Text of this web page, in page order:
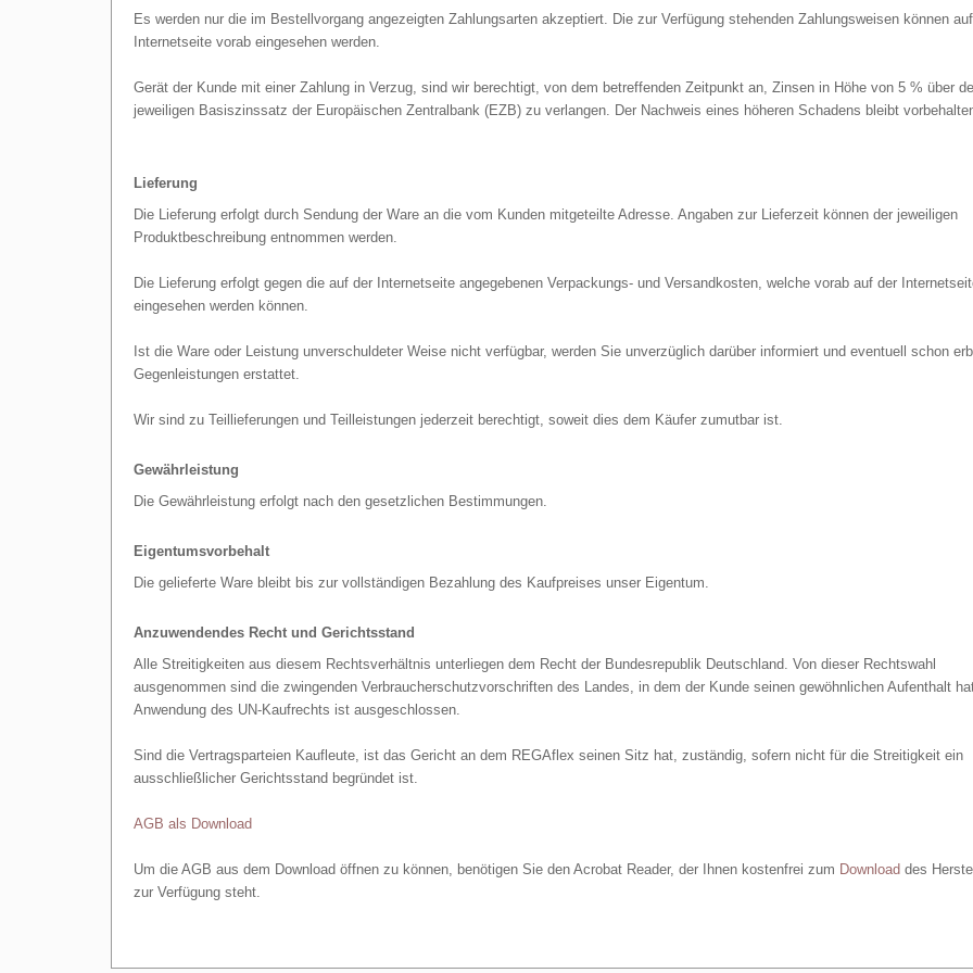
Es werden nur die im Bestellvorgang angezeigten Zahlungsarten akzeptiert. Die zur Verfügung stehenden Zahlungsweisen können
Internetseite vorab eingesehen werden.
Gerät der Kunde mit einer Zahlung in Verzug, sind wir berechtigt, von dem betreffenden Zeitpunkt an, Zinsen in Höhe von 5 % über
jeweiligen Basiszinssatz der Europäischen Zentralbank (EZB) zu verlangen. Der Nachweis eines höheren Schadens bleibt
Lieferung
Die Lieferung erfolgt durch Sendung der Ware an die vom Kunden mitgeteilte Adresse. Angaben zur Lieferzeit können der jeweiligen
Produktbeschreibung entnommen werden.
Die Lieferung erfolgt gegen die auf der Internetseite angegebenen Verpackungs- und Versandkosten, welche vorab auf der
eingesehen werden können.
Ist die Ware oder Leistung unverschuldeter Weise nicht verfügbar, werden Sie unverzüglich darüber informiert und eventuell schon
Gegenleistungen erstattet.
Wir sind zu Teillieferungen und Teilleistungen jederzeit berechtigt, soweit dies dem Käufer zumutbar ist.
Gewährleistung
Die Gewährleistung erfolgt nach den gesetzlichen Bestimmungen.
Eigentumsvorbehalt
Die gelieferte Ware bleibt bis zur vollständigen Bezahlung des Kaufpreises unser Eigentum.
Anzuwendendes Recht und Gerichtsstand
Alle Streitigkeiten aus diesem Rechtsverhältnis unterliegen dem Recht der Bundesrepublik Deutschland. Von dieser Rechtswahl
ausgenommen sind die zwingenden Verbraucherschutzvorschriften des Landes, in dem der Kunde seinen gewöhnlichen Aufenthalt
Anwendung des UN-Kaufrechts ist ausgeschlossen.
Sind die Vertragsparteien Kaufleute, ist das Gericht an dem REGAflex seinen Sitz hat, zuständig, sofern nicht für die Streitigkeit ein
ausschließlicher Gerichtsstand begründet ist.
AGB als Download
Um die AGB aus dem Download öffnen zu können, benötigen Sie den Acrobat Reader, der Ihnen kostenfrei zum Download des
zur Verfügung steht.